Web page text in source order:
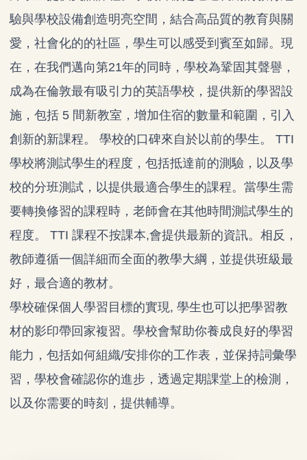
驗與學校設備創造明亮空間，結合高品質的教育與關
愛，社會化的的社區，學生可以感受到賓至如歸。現
在，在我們邁向第21年的同時，學校為鞏固其聲譽，
成為在倫敦最有吸引力的英語學校，提供新的學習設
施，包括 5 間新教室，增加住宿的數量和範圍，引入
創新的新課程。 學校的口碑來自於以前的學生。 TTI
學校將測試學生的程度，包括抵達前的測驗，以及學
校的分班測試，以提供最適合學生的課程。當學生需
要轉換修習的課程時，老師會在其他時間測試學生的
程度。 TTI 課程不按課本,會提供最新的資訊。相反，
教師遵循一個詳細而全面的教學大綱，並提供班級最
好，最合適的教材。
學校確保個人學習目標的實現, 學生也可以把學習教
材的影印帶回家複習。學校會幫助你養成良好的學習
能力，包括如何組織/安排你的工作表，並保持詞彙學
習，學校會確認你的進步，透過定期課堂上的檢測，
以及你需要的時刻，提供輔導。